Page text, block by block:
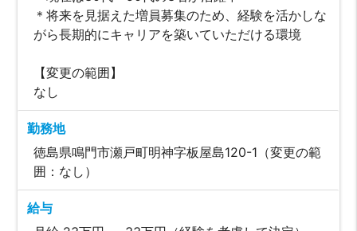
＊将来を見据えた増員募集のため、経験を活かしな
がら長期的にキャリアを築いていただける環境
【変更の範囲】
なし
勤務地
徳島県鳴門市瀬戸町明神字板屋島120-1（変更の範
囲：なし）
給与